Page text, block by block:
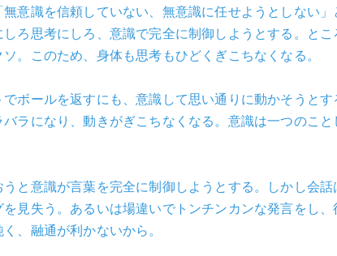
意識を信頼していない、無意識に任せようとしない
ろ思考にしろ、意識で完全に制御しようとする。とこ
。このため、身体も思考もひどくぎこちなくなる。
ボールを返すにも、意識して思い通りに動かそうと
ラになり、動きがぎこちなくなる。意識は一つのこ
と意識が言葉を完全に制御しようとする。しかし会
見失う。あるいは場違いでトンチンカンな発言をし
、融通が利かないから。